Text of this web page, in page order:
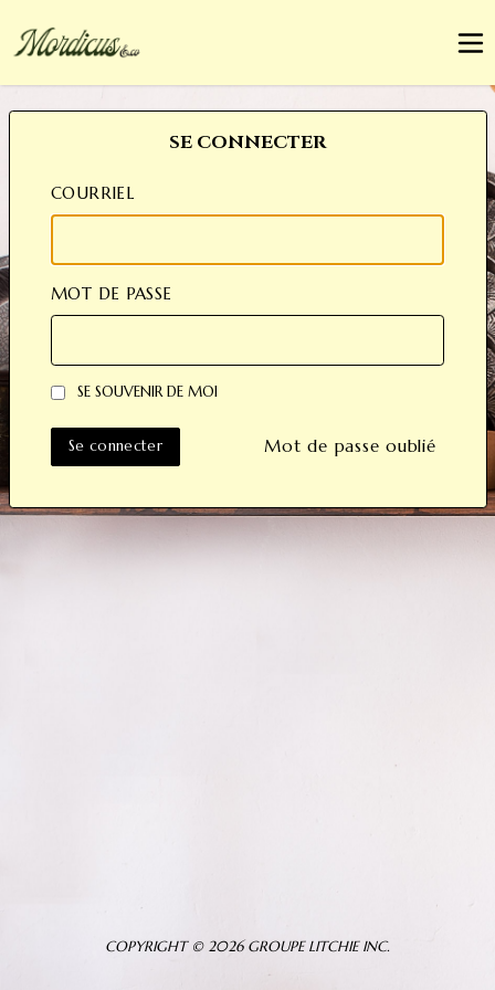
SE CONNECTER
COURRIEL
MOT DE PASSE
SE SOUVENIR DE MOI
Se connecter Mot de passe oublié
COPYRIGHT © 2026 GROUPE LITCHIE INC.